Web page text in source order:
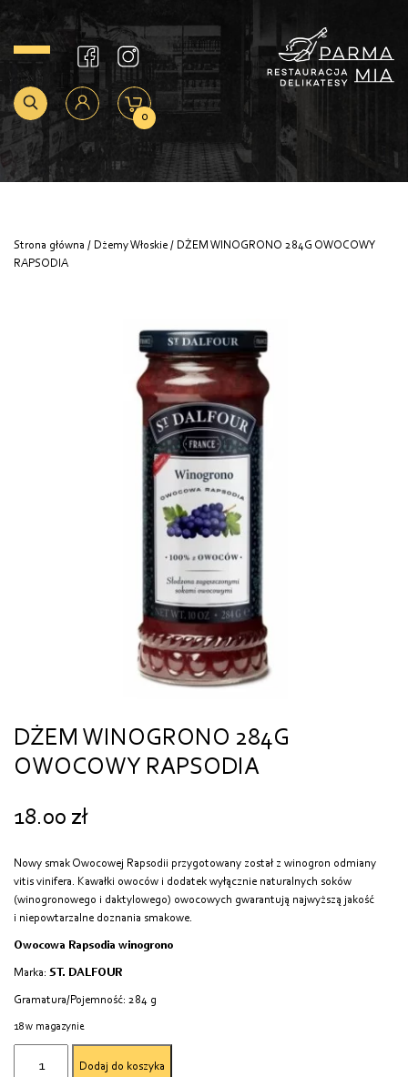
0
Strona główna / Dżemy Włoskie / DŻEM WINOGRONO 284G OWOCOWY
RAPSODIA
DŻEM WINOGRONO 284G
OWOCOWY RAPSODIA
18.00 zł
Nowy smak Owocowej Rapsodii przygotowany został z winogron odmiany
vitis vinifera. Kawałki owoców i dodatek wyłącznie naturalnych soków
(winogronowego i daktylowego) owocowych gwarantują najwyższą jakość
i niepowtarzalne doznania smakowe.
Owocowa Rapsodia winogrono
Marka: ST. DALFOUR
Gramatura/Pojemność: 284 g
18 w magazynie
DŻEM
Dodaj do koszyka